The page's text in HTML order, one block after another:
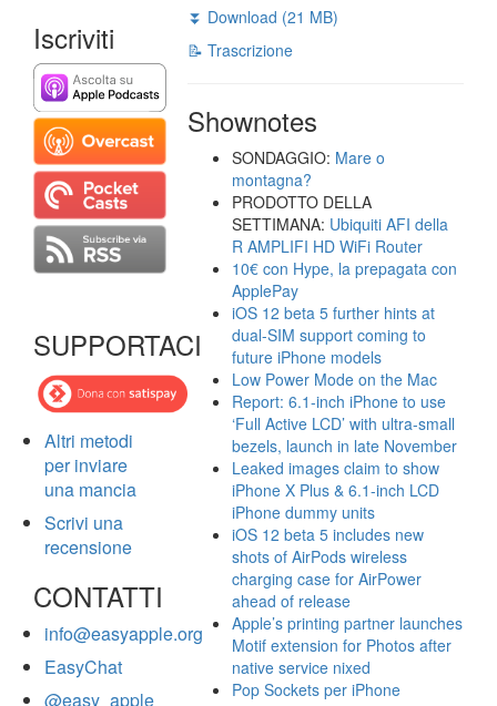
Iscriviti
SUPPORTACI
Altri metodi
per inviare
una mancia
Scrivi una
recensione
CONTATTI
info@easyapple.org
EasyChat
@easy_apple
⏬ Download (21 MB)
📝 Trascrizione
Shownotes
SONDAGGIO: Mare o
montagna?
PRODOTTO DELLA
SETTIMANA: Ubiquiti AFI della
R AMPLIFI HD WiFi Router
10€ con Hype, la prepagata con
ApplePay
iOS 12 beta 5 further hints at
dual-SIM support coming to
future iPhone models
Low Power Mode on the Mac
Report: 6.1-inch iPhone to use
‘Full Active LCD’ with ultra-small
bezels, launch in late November
Leaked images claim to show
iPhone X Plus & 6.1-inch LCD
iPhone dummy units
iOS 12 beta 5 includes new
shots of AirPods wireless
charging case for AirPower
ahead of release
Apple’s printing partner launches
Motif extension for Photos after
native service nixed
Pop Sockets per iPhone